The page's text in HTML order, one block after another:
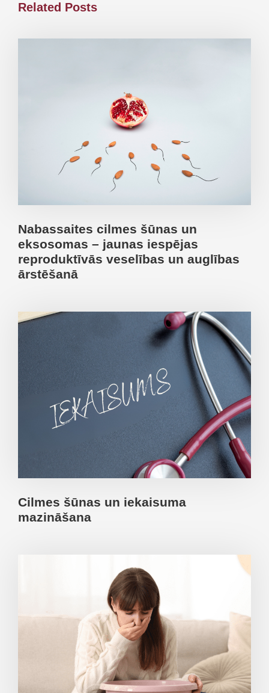
Related Posts
Nabassaites cilmes šūnas un
eksosomas – jaunas iespējas
reproduktīvās veselības un auglības
ārstēšanā
Cilmes šūnas un iekaisuma
mazināšana